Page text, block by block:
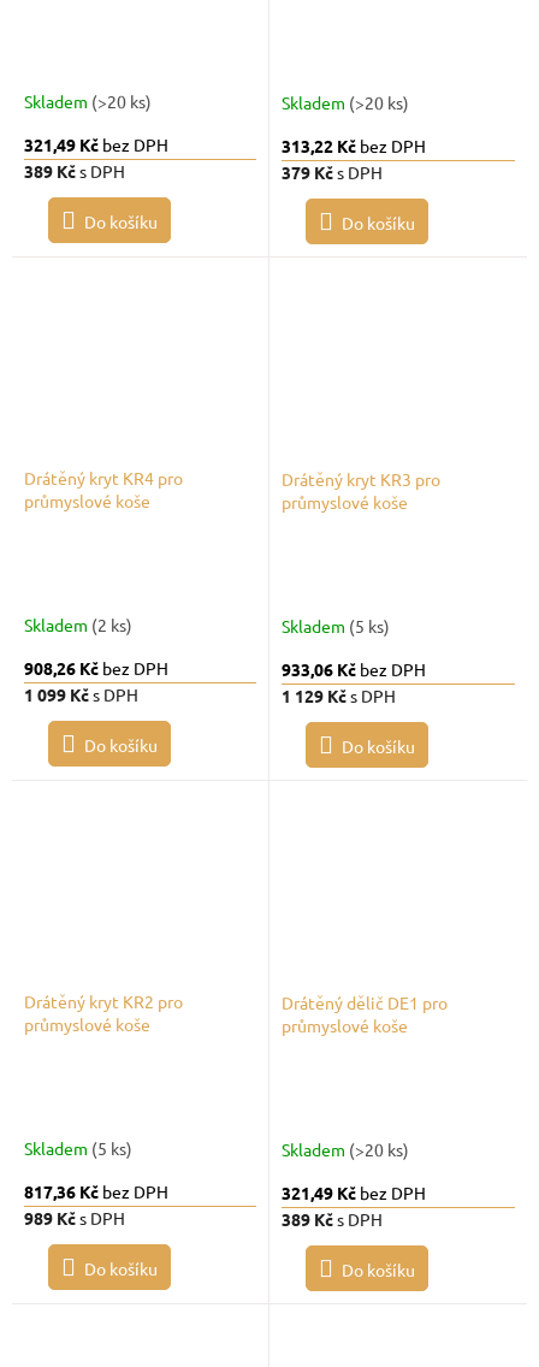
Skladem (>20 ks)
321,49 Kč bez DPH
389 Kčs DPH
Do košíku
Skladem (>20 ks)
313,22 Kč bez DPH
379 Kčs DPH
Do košíku
Drátěný kryt KR4 pro
průmyslové koše
Skladem (2 ks)
908,26 Kč bez DPH
1 099 Kčs DPH
Do košíku
Drátěný kryt KR3 pro
průmyslové koše
Skladem (5 ks)
933,06 Kč bez DPH
1 129 Kčs DPH
Do košíku
Drátěný kryt KR2 pro
průmyslové koše
Skladem (5 ks)
817,36 Kč bez DPH
989 Kčs DPH
Do košíku
Drátěný dělič DE1 pro
průmyslové koše
Skladem (>20 ks)
321,49 Kč bez DPH
389 Kčs DPH
Do košíku